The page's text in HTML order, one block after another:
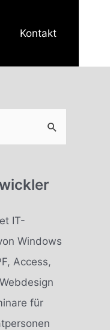
Kontakt
IT-
Windows
Access,
für